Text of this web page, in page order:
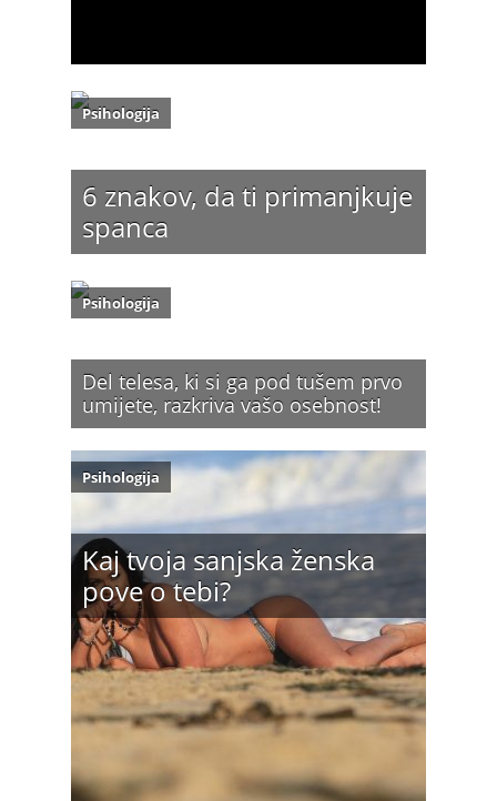
6 znakov, da ti primanjkuje
spanca
Psihologija
Del telesa, ki si ga pod tušem prvo
umijete, razkriva vašo osebnost!
Psihologija
Kaj tvoja sanjska ženska
pove o tebi?
Psihologija